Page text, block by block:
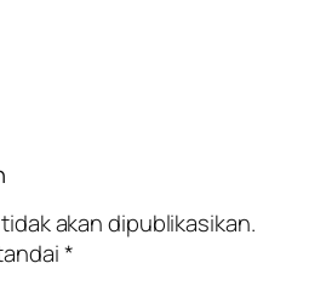
akan dipublikasikan.
*